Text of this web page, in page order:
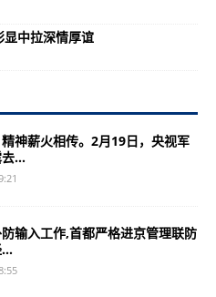
中拉深情厚谊
神薪火相传。2月19日，央视军
...
输入工作,首都严格进京管理联防